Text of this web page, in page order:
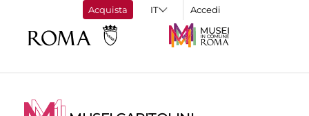
Acquista Accedi